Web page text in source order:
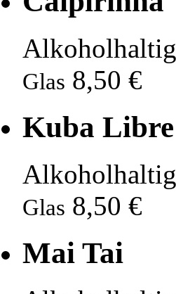
Alkoholhaltig
Glas 8,50 €
Kuba Libre
Alkoholhaltig
Glas 8,50 €
Mai Tai